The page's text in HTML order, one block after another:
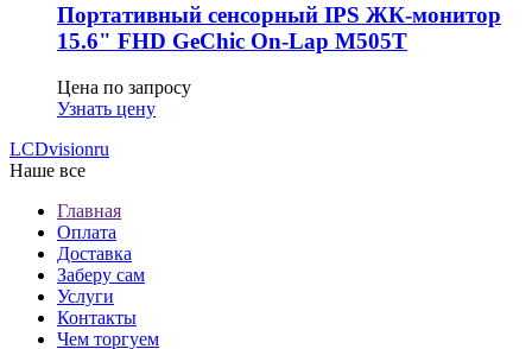
Портативный сенсорный IPS ЖК-монитор
15.6" FHD GeСhic On-Lap M505T
Цена по запросу
Узнать цену
LCDvisionru
Наше все
Главная
Оплата
Доставка
Заберу сам
Услуги
Контакты
Чем торгуем